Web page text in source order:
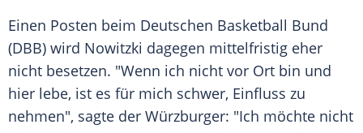
Einen Posten beim Deutschen Basketball Bund
(DBB) wird Nowitzki dagegen mittelfristig eher
nicht besetzen. "Wenn ich nicht vor Ort bin und
hier lebe, ist es für mich schwer, Einfluss zu
nehmen", sagte der Würzburger: "Ich möchte nicht